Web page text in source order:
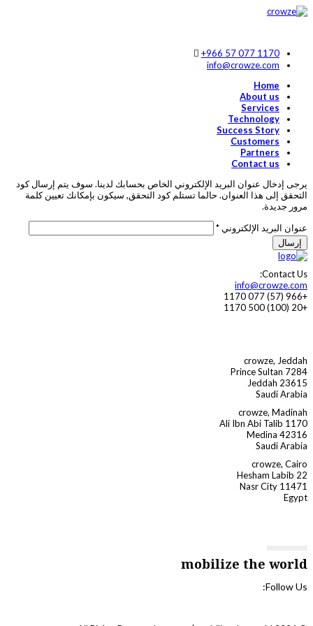
+966 57 077 1170
info@crowze.com
Home
About us
Services
Technology
Success Story
Customers
Partners
Contact us
يرجى إدخال عنوان البريد الإلكتروني الخاص بحسابك لدينا. سوف يتم إرسال كود
التحقق إلى هذا العنوان. حالما تستلم كود التحقق, سيكون بإمكانك تعيين كلمة
مرور جديدة.
عنوان البريد الإلكتروني *
إرسال
Contact Us:
info@crowze.com
+966 (57) 077 1170
+20 (100) 500 1170
crowze, Jeddah
7284 Prince Sultan
Jeddah 23615
Saudi Arabia
crowze, Madinah
1170 Ali Ibn Abi Talib
Medina 42316
Saudi Arabia
crowze, Cairo
22 Hesham Labib
Nasr City 11471
Egypt
mobilize the world
Follow Us: